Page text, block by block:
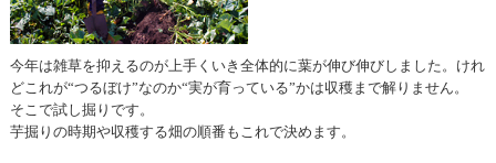
今年は雑草を抑えるのが上手くいき全体的に葉が伸び伸びしました。けれ
どこれが“つるぼけ”なのか“実が育っている”かは収穫まで解りません。
そこで試し掘りです。
芋掘りの時期や収穫する畑の順番もこれで決めます。